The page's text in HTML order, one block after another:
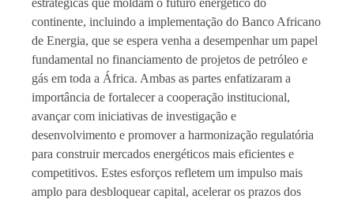
estratégicas que moldam o futuro energético do
continente, incluindo a implementação do Banco Africano
de Energia, que se espera venha a desempenhar um papel
fundamental no financiamento de projetos de petróleo e
gás em toda a África. Ambas as partes enfatizaram a
importância de fortalecer a cooperação institucional,
avançar com iniciativas de investigação e
desenvolvimento e promover a harmonização regulatória
para construir mercados energéticos mais eficientes e
competitivos. Estes esforços refletem um impulso mais
amplo para desbloquear capital, acelerar os prazos dos